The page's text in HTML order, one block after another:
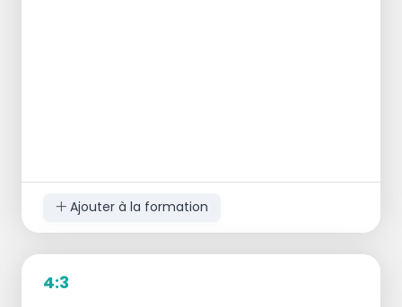
Ajouter à la formation
4:3